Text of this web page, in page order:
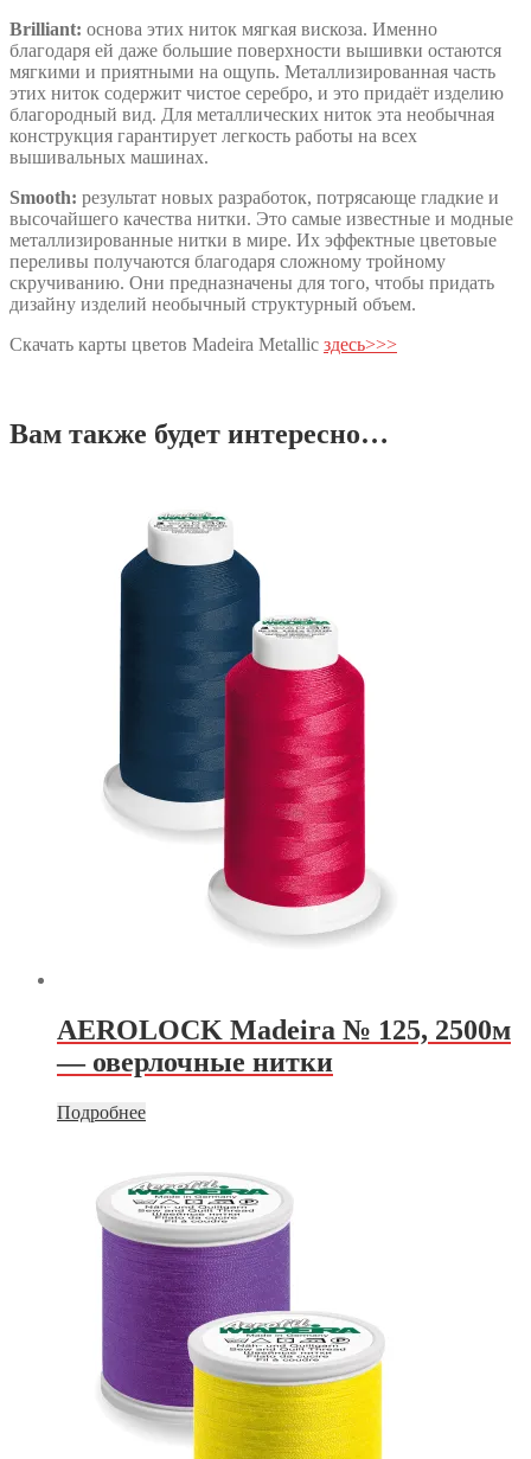
Brilliant: основа этих ниток мягкая вискоза. Именно
благодаря ей даже большие поверхности вышивки остаются
мягкими и приятными на ощупь. Металлизированная часть
этих ниток содержит чистое серебро, и это придаёт изделию
благородный вид. Для металлических ниток эта необычная
конструкция гарантирует легкость работы на всех
вышивальных машинах.
Smooth: результат новых разработок, потрясающе гладкие и
высочайшего качества нитки. Это самые известные и модные
металлизированные нитки в мире. Их эффектные цветовые
переливы получаются благодаря сложному тройному
скручиванию. Они предназначены для того, чтобы придать
дизайну изделий необычный структурный объем.
Скачать карты цветов Madeira Metallic здесь>>>
Вам также будет интересно…
AEROLOCK Madeira № 125, 2500м
— оверлочные нитки
Подробнее